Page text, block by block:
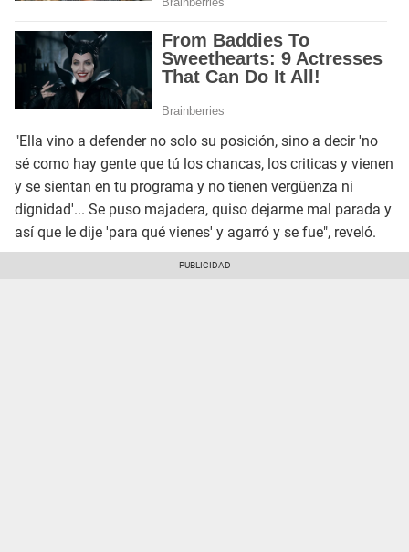
"Ella vino a defender no solo su posición, sino a decir 'no
sé como hay gente que tú los chancas, los criticas y vienen
y se sientan en tu programa y no tienen vergüenza ni
dignidad'... Se puso majadera, quiso dejarme mal parada y
así que le dije 'para qué vienes' y agarró y se fue", reveló.